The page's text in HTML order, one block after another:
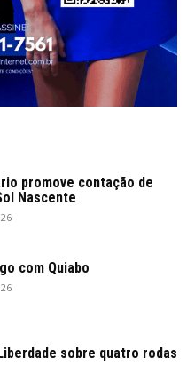
promove contação de
Nascente
com Quiabo
sobre quatro rodas